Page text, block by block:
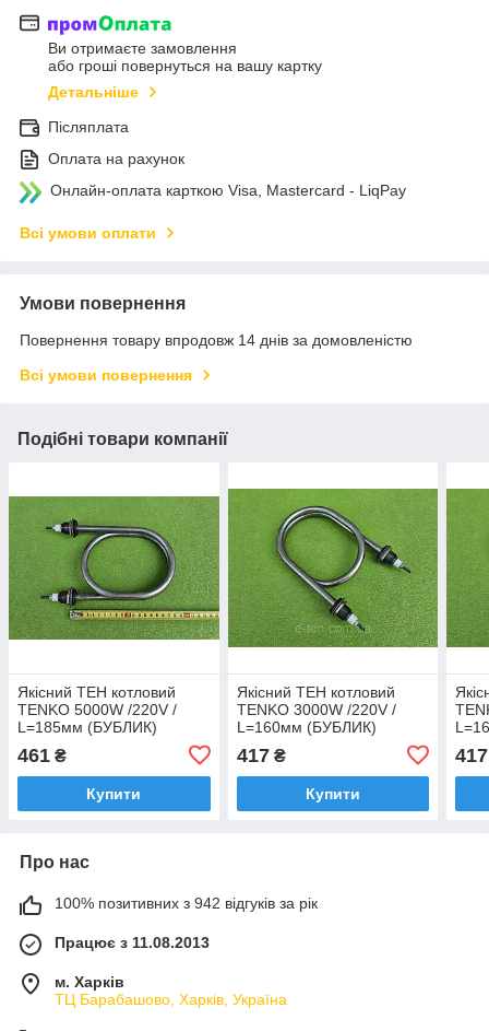
Ви отримаєте замовлення
або гроші повернуться на вашу картку
Детальніше
Післяплата
Оплата на рахунок
Онлайн-оплата карткою Visa, Mastercard - LiqPay
Всі умови оплати
Умови повернення
Повернення товару впродовж 14 днів за домовленістю
Всі умови повернення
Подібні товари компанії
Якісний ТЕН котловий
TENKO 5000W /220V /
L=185мм (БУБЛИК)
Ø22мм (НЕ пробиває на
корпус!!!)
461 ₴
Купити
Якісний ТЕН котловий
TENKO 3000W /220V /
L=160мм (БУБЛИК)
Ø22мм (НЕ пробиває на
корпус!!!)
417₴
Купити
417
Про нас
100% позитивних з 942 відгуків за рік
Працює з 11.08.2013
м. Харків
ТЦ Барабашово, Харків, Україна